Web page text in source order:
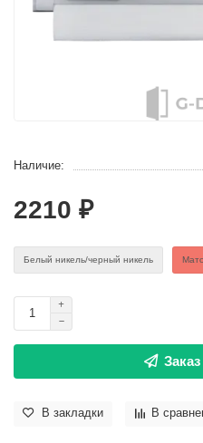
Наличие:
2210 ₽
Белый никель/черный никель
В закладки В